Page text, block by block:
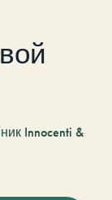
Innocenti &